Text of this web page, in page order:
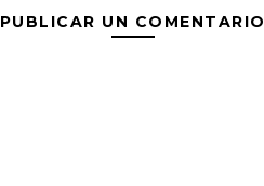
PUBLICAR UN COMENTARIO